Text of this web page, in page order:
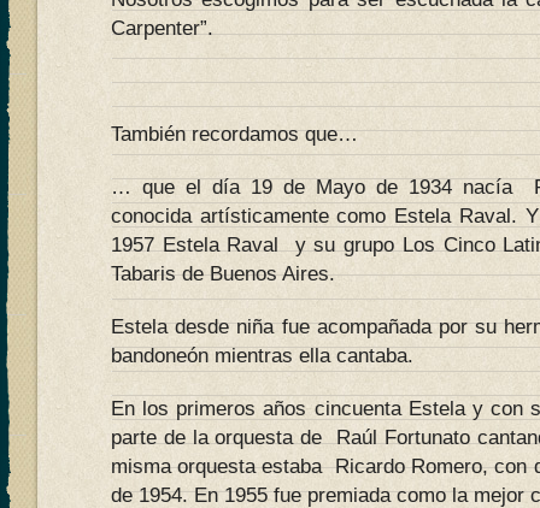
Carpenter”.
También recordamos que…
… que el día 19 de Mayo de 1934 nacía
conocida artísticamente como Estela Raval.
1957 Estela Raval y su grupo Los Cinco
Tabaris de Buenos Aires.
Estela desde niña fue acompañada por su
bandoneón mientras ella cantaba.
En los primeros años cincuenta Estela y con
parte de la orquesta de Raúl Fortunato
misma orquesta estaba Ricardo Romero, con
de 1954. En 1955 fue premiada como la mejor